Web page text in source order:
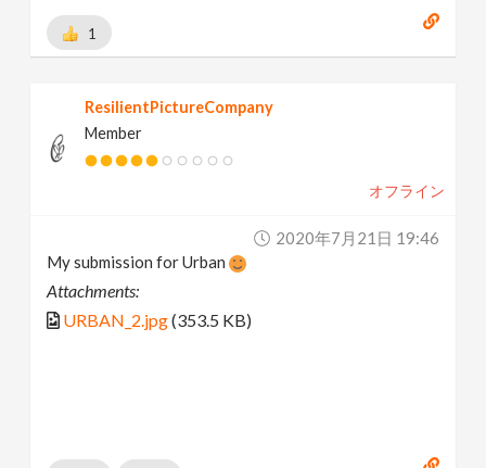
1
ResilientPictureCompany
Member
オフライン
2020年7月21日 19:46
My submission for Urban
Attachments:
URBAN_2.jpg(353.5 KB)